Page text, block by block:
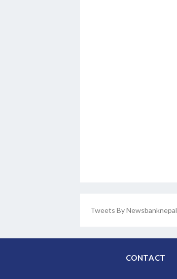
Tweets By Newsbanknepal
CONTACT